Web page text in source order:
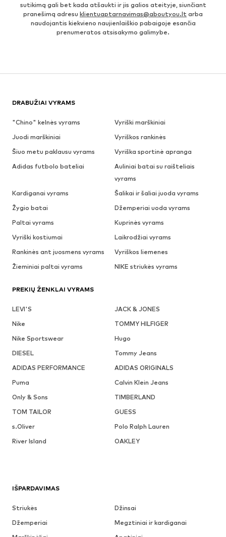
sutikimą gali bet kada atšaukti ir jis galios ateityje, siunčiant
pranešimą adresu klientuaptarnavimas@aboutyou.lt arba
naudojantis kiekvieno naujienlaiškio pabaigoje esančia
prenumeratos atsisakymo galimybe.
DRABUŽIAI VYRAMS
"Chino" kelnės vyrams
Vyriški marškiniai
Juodi marškiniai
Vyriškos rankinės
Šiuo metu paklausu vyrams
Vyriška sportinė apranga
Adidas futbolo bateliai
Auliniai batai su raišteliais
vyrams
Kardiganai vyrams
Šalikai ir šaliai juoda vyrams
Žygio batai
Džemperiai uoda vyrams
Paltai vyrams
Kuprinės vyrams
Vyriški kostiumai
Laikrodžiai vyrams
Rankinės ant juosmens vyrams
Vyriškos liemenes
Žieminiai paltai vyrams
NIKE striukės vyrams
PREKIŲ ŽENKLAI VYRAMS
LEVI'S
JACK & JONES
Nike
TOMMY HILFIGER
Nike Sportswear
Hugo
DIESEL
Tommy Jeans
ADIDAS PERFORMANCE
ADIDAS ORIGINALS
Puma
Calvin Klein Jeans
Only & Sons
TIMBERLAND
TOM TAILOR
GUESS
s.Oliver
Polo Ralph Lauren
River Island
OAKLEY
IŠPARDAVIMAS
Striukės
Džinsai
Džemperiai
Megztiniai ir kardiganai